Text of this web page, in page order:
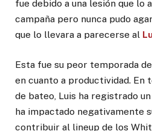
fue debido a una lesión que lo
campaña pero nunca pudo
que lo llevara a parecerse al
Esta fue su peor temporada
en cuanto a productividad. En
de bateo, Luis ha registrado
ha impactado negativamente
contribuir al lineup de los